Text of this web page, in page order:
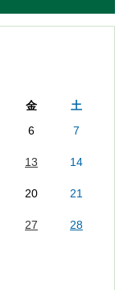
金
土
6 7
13 14
20 21
27 28